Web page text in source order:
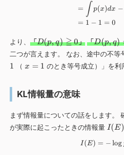
,
p
)
= ∫ p(x)dx −
= 1 − 1 = 0
より、 「D
(
p
,
)
\
e
q
D(p,q) ≧ 0」 「D
(
p
,
\
L
ef
t
D(p,q)
二つが言えます。 なお、途中の不等
1 （ x
x = 1 のとき等号成立）」を利
KL情報量の意味
まず情報量についての話をします。
が実際に起こったときの情報量 I
E
I(E)
I (E) = − log